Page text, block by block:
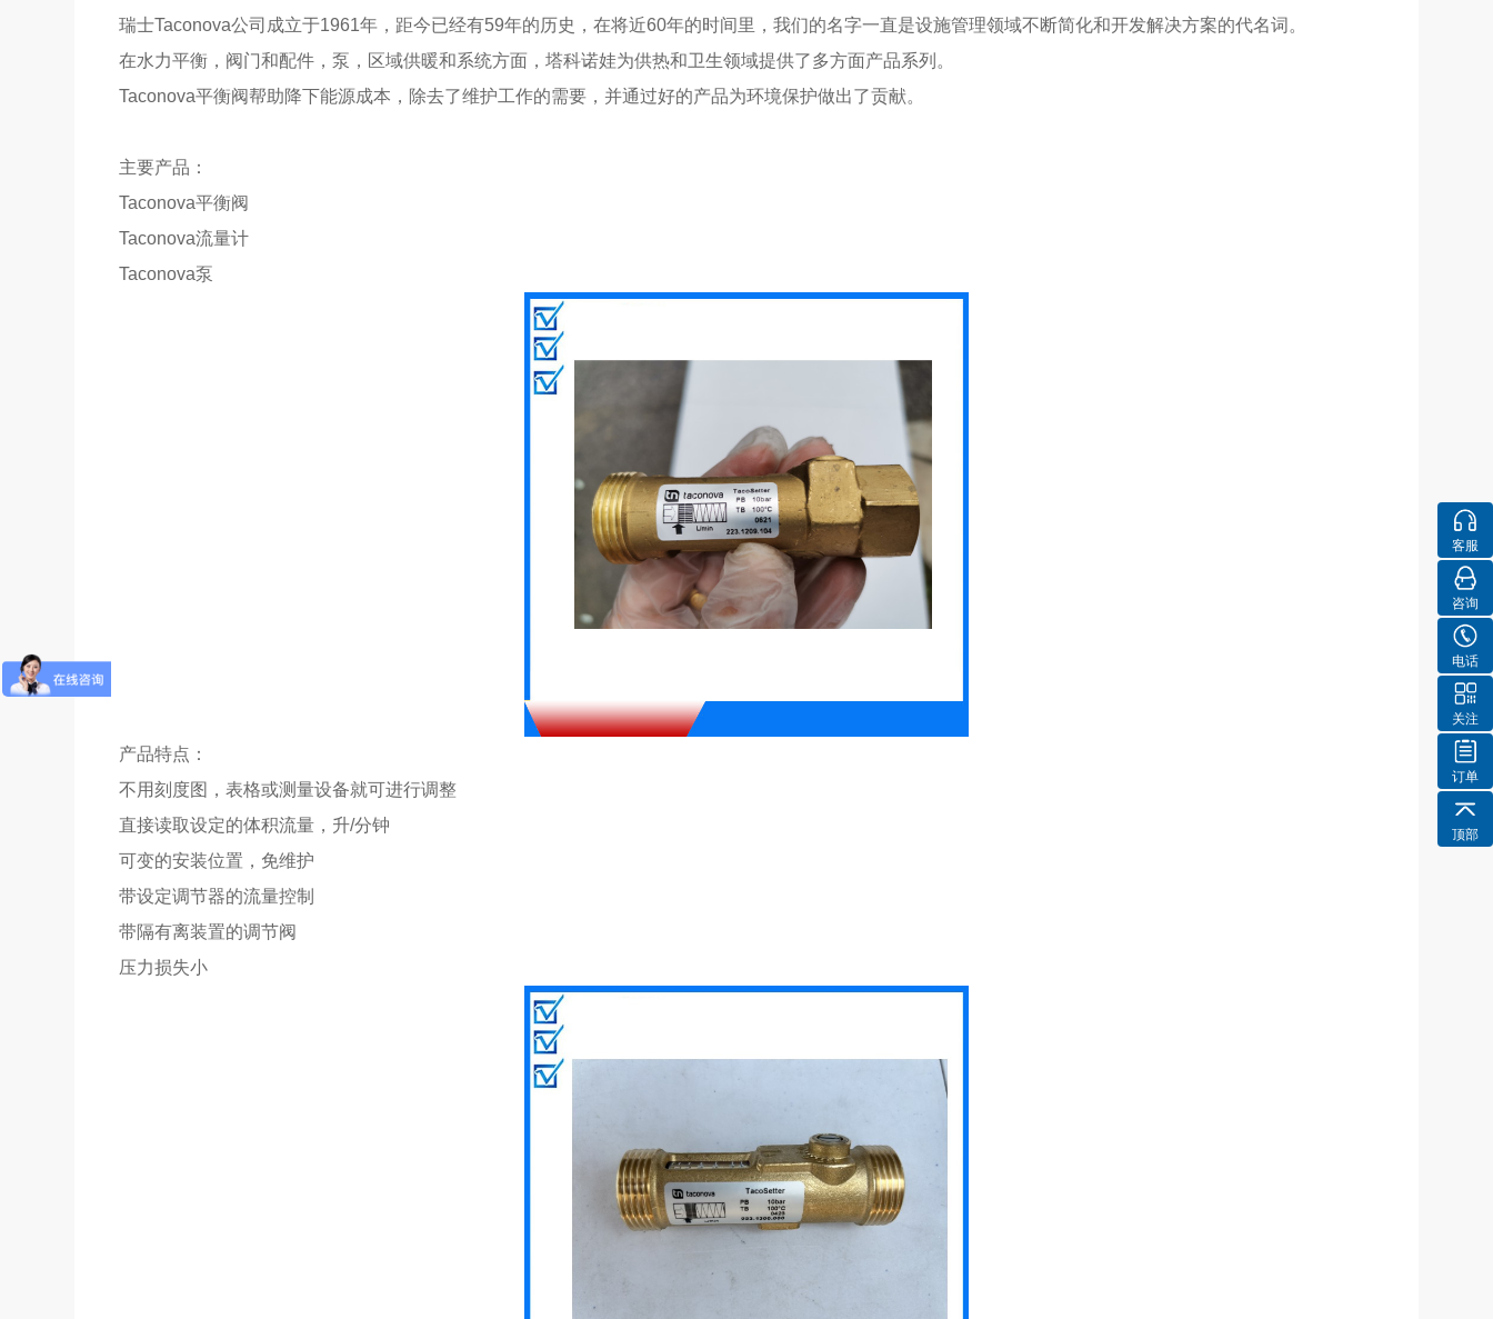
瑞士Taconova公司成立于1961年，距今已经有59年的历史，在将近60年的时间里，我们的名字一直是设施管理领域不断简化和开发解决方案的代名词。
在水力平衡，阀门和配件，泵，区域供暖和系统方面，塔科诺娃为供热和卫生领域提供了多方面产品系列。
Taconova平衡阀帮助降下能源成本，除去了维护工作的需要，并通过好的产品为环境保护做出了贡献。
主要产品：
Taconova平衡阀
Taconova流量计
Taconova泵
产品特点：
不用刻度图，表格或测量设备就可进行调整
直接读取设定的体积流量，升/分钟
可变的安装位置，免维护
带设定调节器的流量控制
带隔有离装置的调节阀
压力损失小
客服
咨询
电话
关注
订单
顶部